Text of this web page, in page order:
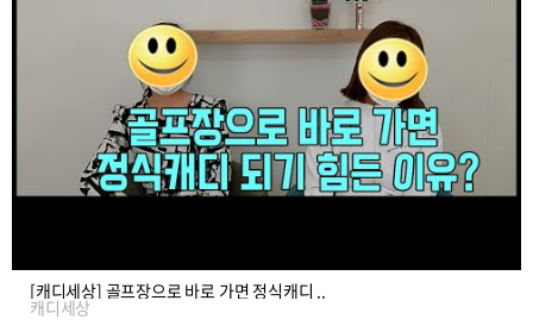
[캐디세상] 골프장으로 바로 가면 정식캐디 ..
캐디세상